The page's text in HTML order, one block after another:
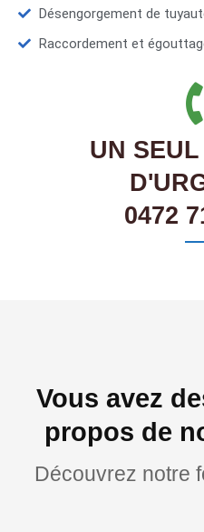
Désengorgement de
Raccordement et
UN
0472
Vous avez
propos de
Découvrez notre